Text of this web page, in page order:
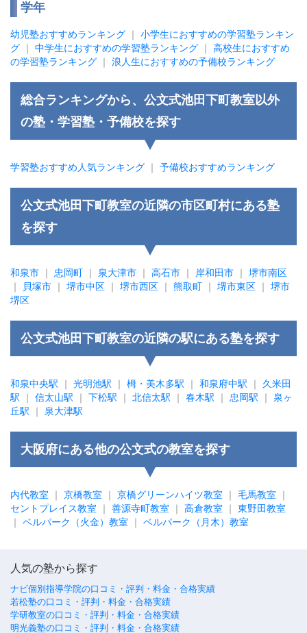
学年
幼児塾おすすめランキング ｜ 小学生におすすめの学習塾ランキン
グ ｜ 中学生におすすめの学習塾ランキング ｜ 高校生におすすめ
の学習塾ランキング ｜ 浪人生におすすめの予備校ランキング
総合ランキングから、公文式池田下町教室以外
の塾・学習塾・予備校を探す
学習塾おすすめ人気ランキング ｜ 予備校おすすめランキング
公文式池田下町教室の近隣の市区町村にある塾
を探す
和泉市 ｜ 忠岡町 ｜ 泉大津市 ｜ 高石市 ｜ 岸和田市 ｜ 堺市南区
｜
貝塚市 ｜ 堺市中区 ｜ 堺市西区 ｜ 熊取町 ｜ 堺市東区 ｜ 堺市
堺区
公文式池田下町教室の近隣の駅にある塾を探す
和泉中央駅 ｜ 光明池駅 ｜ 栂・美木多駅 ｜ 和泉府中駅 ｜ 久米田
駅 ｜ 信太山駅 ｜ 下松駅 ｜ 北信太駅 ｜ 春木駅 ｜ 忠岡駅 ｜ 泉ヶ
丘駅 ｜ 泉大津駅
大阪府にある他の公文式の教室を探す
内代教室 ｜ 京橋教室 ｜ 京橋グリーンハイツ教室 ｜ 毛馬教室 ｜
セントプレイス教室 ｜ 善源寺町教室 ｜ 高倉教室 ｜ 東野田教室
｜ ベルパーク（火金）教室 ｜ ベルパーク（月木）教室
人気の塾から探す
ナビ個別指導学院の口コミ・評判・料金・合格実績
若松塾の口コミ・評判・料金・合格実績
学研教室の口コミ・評判・料金・合格実績
明光義塾の口コミ・評判・料金・合格実績